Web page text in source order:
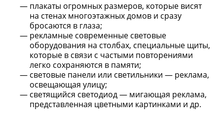
плакаты огромных размеров, которые висят
на стенах многоэтажных домов и сразу
бросаются в глаза;
рекламные современные световые
оборудования на столбах, специальные щиты,
которые в связи с частыми повторениями
легко сохраняются в памяти;
световые панели или светильники — реклама,
освещающая улицу;
светящийся светодиод — мигающая реклама,
представленная цветными картинками и др.